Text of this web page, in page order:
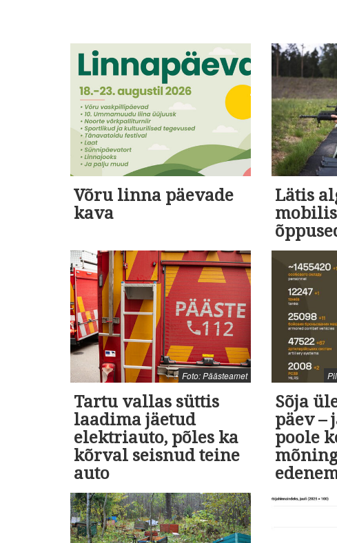
Võru linna päevade
kava
Lätis
Foto: Päästeamet
Tartu vallas süttis
laadima jäetud
elektriauto, põles ka
kõrval seisnud teine
auto
Sõja
päev –
poole